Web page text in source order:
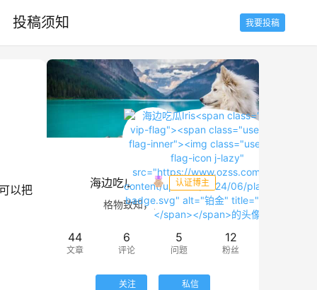
投稿须知 我要投稿
以把 海边吃瓜Iris 认证博主
格物致知，诚意正心。
44
文章
6
评论
5
问题
12
粉丝
关注 私信